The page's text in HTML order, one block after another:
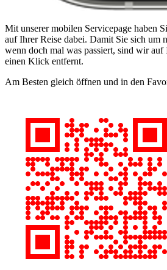
Mit unserer mobilen Servicepage haben
auf Ihrer Reise dabei. Damit Sie sich um
wenn doch mal was passiert, sind wir auf
einen Klick entfernt.
Am Besten gleich öffnen und in den